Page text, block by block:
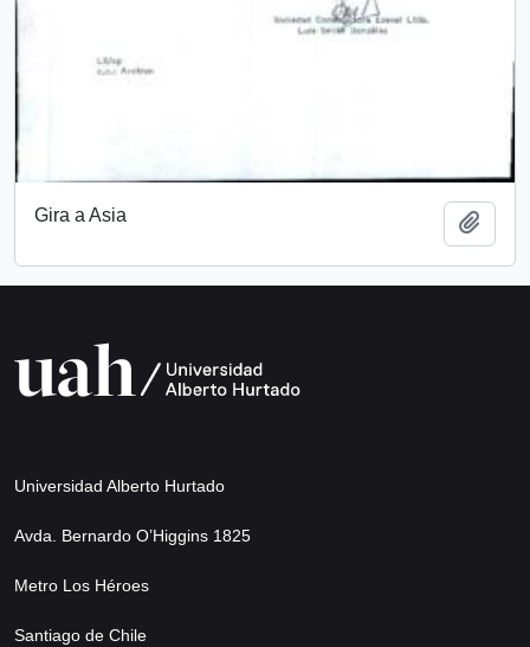
Gira a Asia
Universidad Alberto Hurtado
Avda. Bernardo O’Higgins 1825
Metro Los Héroes
Santiago de Chile